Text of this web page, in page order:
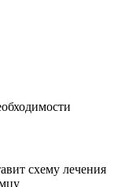
схему лечения